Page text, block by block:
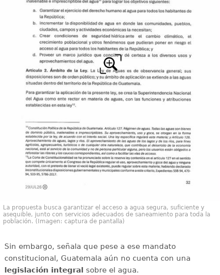
La propuesta busca garantizar el acceso a agua segura, suficiente y
asequible, junto con servicios adecuados de saneamiento para toda la
población. (Imagen: captura de pantalla)
Sin embargo, señala que pese a ese mandato
constitucional, Guatemala aún no cuenta con una
legislación integral sobre el agua.